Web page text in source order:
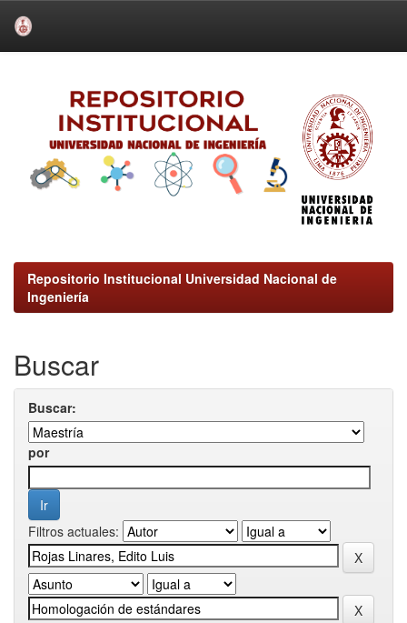
Repositorio Institucional Universidad Nacional de
Ingeniería
Buscar
Buscar:
por
Filtros actuales: